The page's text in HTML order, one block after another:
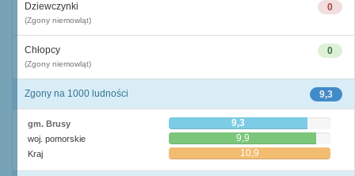
0
Dziewczynki
(Zgony niemowląt)
0
Chłopcy
(Zgony niemowląt)
9,3
Zgony na 1000 ludności
gm. Brusy 9,3
woj. pomorskie 9,9
Kraj 10,9